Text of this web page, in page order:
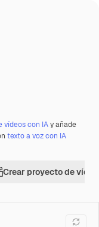
vídeos con IAy añade
texto a voz con IA
Crear proyecto de vídeo